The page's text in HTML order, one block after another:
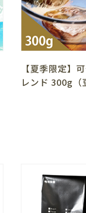
【夏季限定】
レンド 300g（